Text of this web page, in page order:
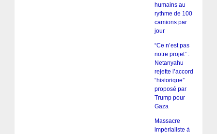
humains au
rythme de 100
camions par
jour
“Ce n’est pas
notre projet” :
Netanyahu
rejette l’accord
“historique”
proposé par
Trump pour
Gaza
Massacre
impérialiste à